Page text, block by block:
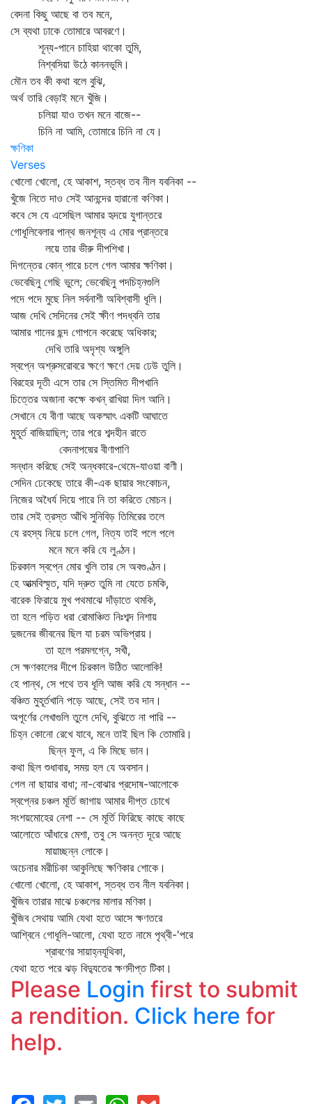
বেদনা কিছু আছে বা তব মনে,
সে ব্যথা ঢাকে তোমারে আবরণে।
শূন্য-পানে চাহিয়া থাকো তুমি,
নিশ্বসিয়া উঠে কাননভূমি।
মৌন তব কী কথা বলে বুঝি,
অর্থ তারি বেড়াই মনে খুঁজি।
চলিয়া যাও তখন মনে বাজে--
চিনি না আমি, তোমারে চিনি না যে।
ক্ষণিকা
Verses
খোলো খোলো, হে আকাশ, স্তব্ধ তব নীল যবনিকা --
খুঁজে নিতে দাও সেই আনন্দের হারানো কণিকা।
কবে সে যে এসেছিল আমার হৃদয়ে যুগান্তরে
গোধূলিবেলার পান্থ জনশূন্য এ মোর প্রান্তরে
লয়ে তার ভীরু দীপশিখা।
দিগন্তের কোন্‌ পারে চলে গেল আমার ক্ষণিকা।
ভেবেছিনু গেছি ভুলে; ভেবেছিনু পদচিহ্নগুলি
পদে পদে মুছে নিল সর্বনাশী অবিশ্বাসী ধূলি।
আজ দেখি সেদিনের সেই ক্ষীণ পদধ্বনি তার
আমার গানের ছন্দ গোপনে করেছে অধিকার;
দেখি তারি অদৃশ্য অঙ্গুলি
স্বপ্নে অশ্রুসরোবরে ক্ষণে ক্ষণে দেয় ঢেউ তুলি।
বিরহের দূতী এসে তার সে স্তিমিত দীপখানি
চিত্তের অজানা কক্ষে কখন্‌ রাখিয়া দিল আনি।
সেখানে যে বীণা আছে অকস্মাৎ একটি আঘাতে
মুহূর্ত বাজিয়াছিল; তার পরে শব্দহীন রাতে
বেদনাপদ্মের বীণাপাণি
সন্ধান করিছে সেই অন্ধকারে-থেমে-যাওয়া বাণী।
সেদিন ঢেকেছে তারে কী-এক ছায়ার সংকোচন,
নিজের অধৈর্য দিয়ে পারে নি তা করিতে মোচন।
তার সেই ত্রস্ত আঁখি সুনিবিড় তিমিরের তলে
যে রহস্য নিয়ে চলে গেল, নিত্য তাই পলে পলে
মনে মনে করি যে লুণ্ঠন।
চিরকাল স্বপ্নে মোর খুলি তার সে অবগুণ্ঠন।
হে আত্মবিস্মৃত, যদি দ্রুত তুমি না যেতে চমকি,
বারেক ফিরায়ে মুখ পথমাঝে দাঁড়াতে থমকি,
তা হলে পড়িত ধরা রোমাঞ্চিত নিঃশব্দ নিশায়
দুজনের জীবনের ছিল যা চরম অভিপ্রায়।
তা হলে পরমলগ্নে, সখী,
সে ক্ষণকালের দীপে চিরকাল উঠিত আলোকি!
হে পান্থ, সে পথে তব ধূলি আজ করি যে সন্ধান --
বঞ্চিত মুহূর্তখানি পড়ে আছে, সেই তব দান।
অপূর্ণের লেখাগুলি তুলে দেখি, বুঝিতে না পারি --
চিহ্ন কোনো রেখে যাবে, মনে তাই ছিল কি তোমারি।
ছিন্ন ফুল, এ কি মিছে ভান।
কথা ছিল শুধাবার, সময় হল যে অবসান।
গেল না ছায়ার বাধা; না-বোঝার প্রদোষ-আলোকে
স্বপ্নের চঞ্চল মূর্তি জাগায় আমার দীপ্ত চোখে
সংশয়মোহের নেশা -- সে মূর্তি ফিরিছে কাছে কাছে
আলোতে আঁধারে মেশা, তবু সে অনন্ত দূরে আছে
মায়াচ্ছন্ন লোকে।
অচেনার মরীচিকা আকুলিছে ক্ষণিকার শোকে।
খোলো খোলো, হে আকাশ, স্তব্ধ তব নীল যবনিকা।
খুঁজিব তারার মাঝে চঞ্চলের মালার মণিকা।
খুঁজিব সেথায় আমি যেথা হতে আসে ক্ষণতরে
আশ্বিনে গোধূলি-আলো, যেথা হতে নামে পৃথ্বী-'পরে
শ্রাবণের সায়াহ্নযূথিকা,
যেথা হতে পরে ঝড় বিদ্যুতের ক্ষণদীপ্ত টিকা।
Please Login first to submit
a rendition. Click here for
help.